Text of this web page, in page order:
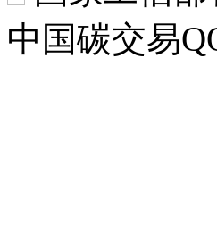
中国碳交易